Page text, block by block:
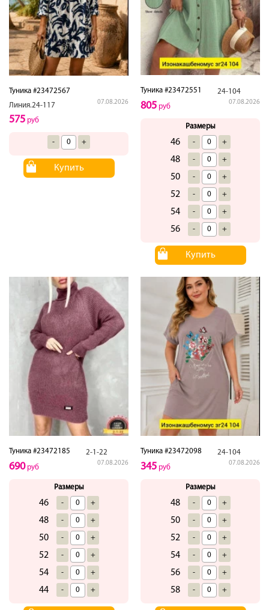
Туника #23472567
Линия.24-117
07.08.2026
575 руб
- +
Купить
Туника #23472551 24-104
07.08.2026
805 руб
Размеры
46 - +
48 - +
50 - +
52 - +
54 - +
56 - +
Купить
Туника #23472185 2-1-22
07.08.2026
690руб
Размеры
46 - +
48 - +
50 - +
52 - +
54 - +
44 - +
Туника #23472098 24-104
07.08.2026
345 руб
Размеры
48 - +
50 - +
52 - +
54 - +
56 - +
58 - +